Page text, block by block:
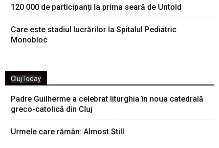
120 000 de participanți la prima seară de Untold
Care este stadiul lucrărilor la Spitalul Pediatric
Monobloc
ClujToday
Padre Guilherme a celebrat liturghia în noua catedrală
greco-catolică din Cluj
Urmele care rămân: Almost Still